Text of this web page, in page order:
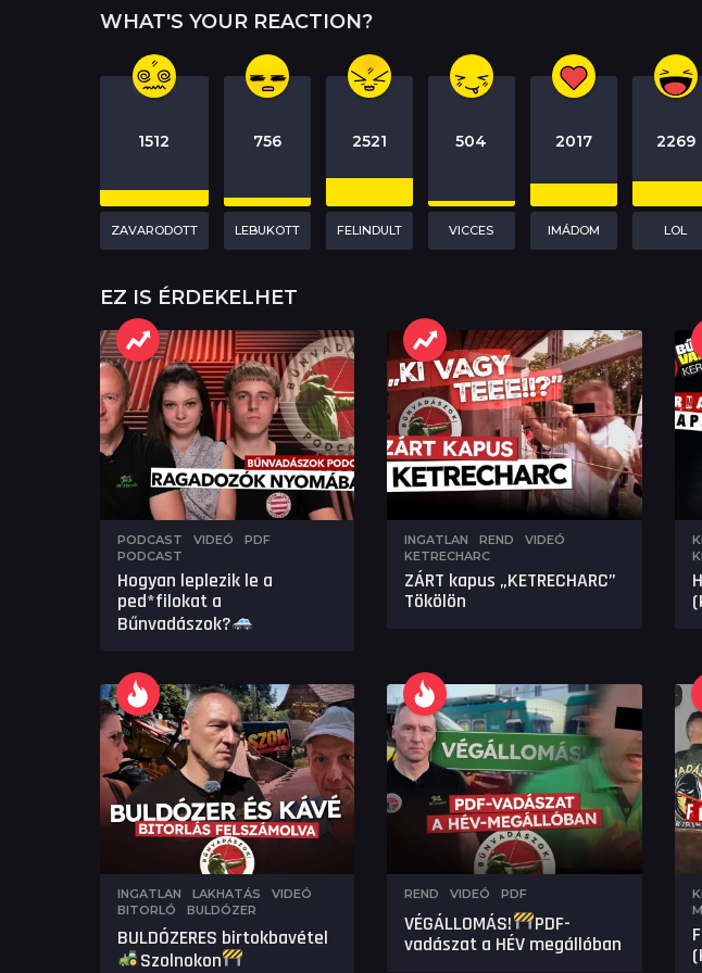
a
t
i
n
WHAT'S YOUR REACTION?
1512
ZAVARODOTT
756
LEBUKOTT
2521
FELINDULT
504
VICCES
2017
IMÁDOM
2269
LOL
EZ IS ÉRDEKELHET
PODCAST ,VIDEÓ PDF
PODCAST
Hogyan leplezik le a
ped*filokat a
Bűnvadászok?
INGATLAN ,REND ,VIDEÓ
KETRECHARC
ZÁRT kapus „KETRECHARC”
Tökölön
INGATLAN ,LAKHATÁS ,VIDEÓ
BITORLÓ
,BULDÓZER
BULDÓZERES birtokbavétel
Szolnokon
REND ,VIDEÓ PDF
VÉGÁLLOMÁS!
PDF-
vadászat a HÉV megállóban